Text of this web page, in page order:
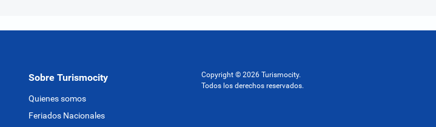
Sobre Turismocity
Quienes somos
Feriados Nacionales
Copyright © 2026 Turismocity.
Todos los derechos reservados.